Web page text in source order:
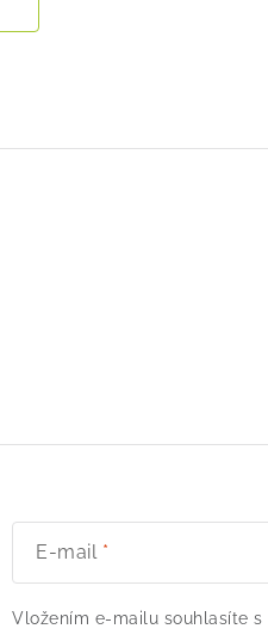
E-mail
Vložením e-mailu souhlasíte s